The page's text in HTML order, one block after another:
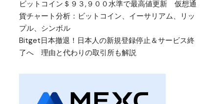
ビットコイン＄９３,９００水準で最高値更新 仮想通
貨チャート分析：ビットコイン、イーサリアム、リッ
プル、シンボル
Bitget日本撤退！日本人の新規登録停止＆サービス終
了へ 理由と代わりの取引所も解説